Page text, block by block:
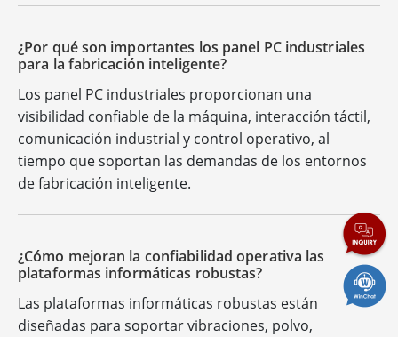
¿Por qué son importantes los panel PC industriales
para la fabricación inteligente?
Los panel PC industriales proporcionan una
visibilidad confiable de la máquina, interacción táctil,
comunicación industrial y control operativo, al
tiempo que soportan las demandas de los entornos
de fabricación inteligente.
¿Cómo mejoran la confiabilidad operativa las
plataformas informáticas robustas?
Las plataformas informáticas robustas están
diseñadas para soportar vibraciones, polvo,